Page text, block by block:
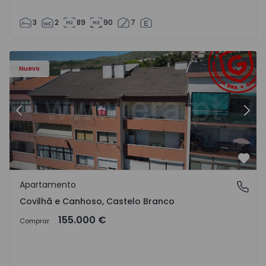
3 2 89 90 7
Nuevo
- 18
Apartamento T2 Covilhã, Covilhã e Canhoso - 1497806 -
Anterior
Covilhã e Canhoso, Castelo Branco
Apartamento
Covilhã e Canhoso, Castelo Branco
Comprar 155.000 €